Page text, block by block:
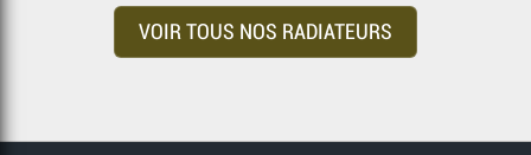
VOIR TOUS NOS RADIATEURS